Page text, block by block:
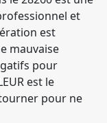
et
est
mauvaise
pour
est le
pour ne